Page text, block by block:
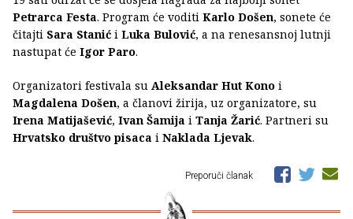
Petrarca Festa. Program će voditi Karlo Došen, sonete će
čitajti Sara Stanić i Luka Bulović, a na renesansnoj lutnji
nastupat će Igor Paro.
Organizatori festivala su Aleksandar Hut Kono i
Magdalena Došen, a članovi žirija, uz organizatore, su
Irena Matijašević, Ivan Šamija i Tanja Žarić. Partneri su
Hrvatsko društvo pisaca i Naklada Ljevak.
Preporuči članak